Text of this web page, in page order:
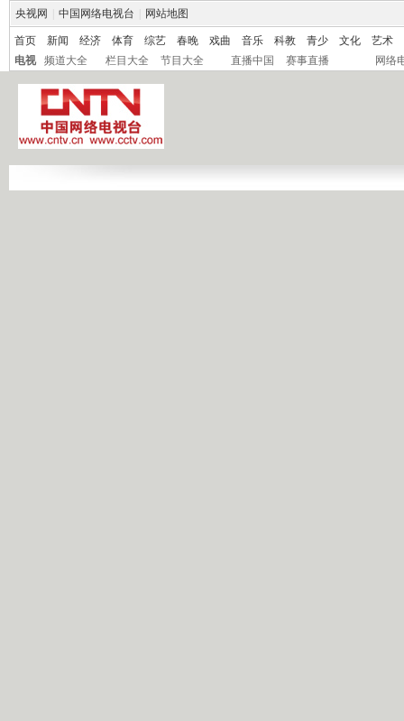
央视网 中国网络电视台 网站地图
首页 新闻 经济 体育 综艺 春晚 戏曲 音乐 科教 青少 文化
艺术
电视
频道大全 栏目大全 节目大全 直播中国 赛事直播 网络